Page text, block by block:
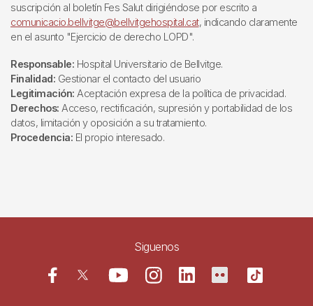
suscripción al boletín Fes Salut dirigiéndose por escrito a
comunicacio.bellvitge@bellvitgehospital.cat, indicando claramente
en el asunto "Ejercicio de derecho LOPD".
Responsable: Hospital Universitario de Bellvitge.
Finalidad: Gestionar el contacto del usuario
Legitimación: Aceptación expresa de la política de privacidad.
Derechos: Acceso, rectificación, supresión y portabilidad de los
datos, limitación y oposición a su tratamiento.
Procedencia: El propio interesado.
Siguenos